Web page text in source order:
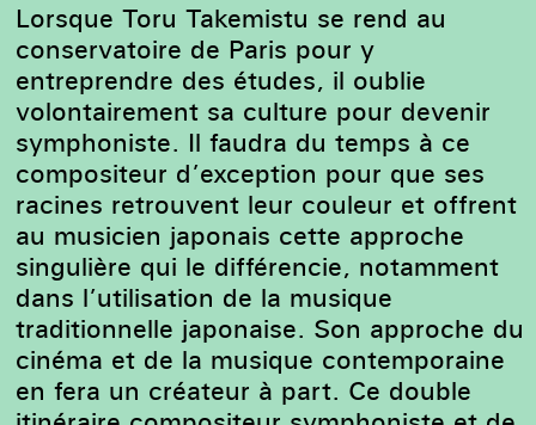
Lorsque Toru Takemistu se rend au
conservatoire de Paris pour y
entreprendre des études, il oublie
volontairement sa culture pour devenir
symphoniste. Il faudra du temps à ce
compositeur d’exception pour que ses
racines retrouvent leur couleur et offrent
au musicien japonais cette approche
singulière qui le différencie, notamment
dans l’utilisation de la musique
traditionnelle japonaise. Son approche du
cinéma et de la musique contemporaine
en fera un créateur à part. Ce double